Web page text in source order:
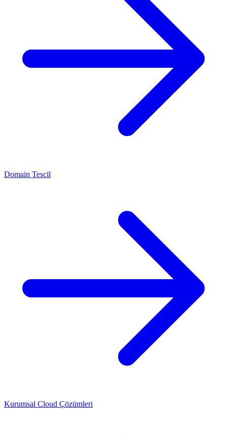
Domain Tescil
Kurumsal Cloud Çözümleri